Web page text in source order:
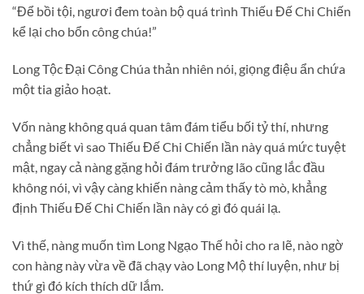
“Để bồi tội, ngươi đem toàn bộ quá trình Thiếu Đế Chi Chiến
kể lại cho bổn công chúa!”
Long Tộc Đại Công Chúa thản nhiên nói, giọng điệu ẩn chứa
một tia giảo hoạt.
Vốn nàng không quá quan tâm đám tiểu bối tỷ thí, nhưng
chẳng biết vì sao Thiếu Đế Chi Chiến lần này quá mức tuyệt
mật, ngay cả nàng gặng hỏi đám trưởng lão cũng lắc đầu
không nói, vì vậy càng khiến nàng cảm thấy tò mò, khẳng
định Thiếu Đế Chi Chiến lần này có gì đó quái lạ.
Vì thế, nàng muốn tìm Long Ngạo Thế hỏi cho ra lẽ, nào ngờ
con hàng này vừa về đã chạy vào Long Mộ thí luyện, như bị
thứ gì đó kích thích dữ lắm.